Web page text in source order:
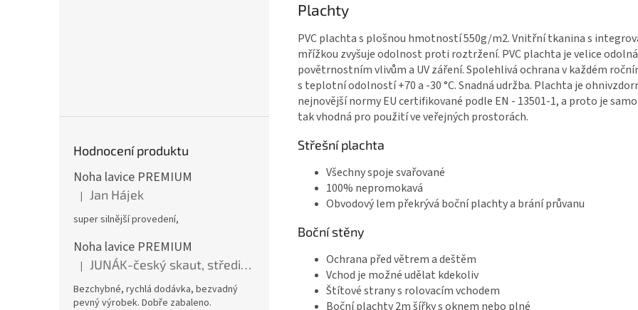
Hodnocení produktu
Noha lavice PREMIUM
Hodnocení produktu je 5 z 5 hvězdiček.
| Jan Hájek
super silnější provedení,
Noha lavice PREMIUM
Hodnocení produktu je 5 z 5 hvězdiček.
| JUNÁK-český skaut, středisko BOBŘI
Bezchybné, rychlá dodávka, bezvadný
pevný výrobek. Dobře zabaleno.
Plachty
PVC plachta s plošnou hmotností 550g/m2. Vnitřní tkanina s
mřížkou zvyšuje odolnost proti roztržení. PVC plachta je velice
povětrnostním vlivům a UV záření. Spolehlivá ochrana v každém
s teplotní odolností +70 a -30 °C. Snadná udržba. Plachta je
nejnovější normy EU certifikované podle EN - 13501-1, a proto je
tak vhodná pro použití ve veřejných prostorách.
Střešní plachta
Všechny spoje svařované
100% nepromokavá
Obvodový lem překrývá boční plachty a brání průvanu
Boční stěny
Ochrana před větrem a deštěm
Vchod je možné udělat kdekoliv
Štítové strany s rolovacím vchodem
Boční plachty 2m šířky s oknem nebo plné